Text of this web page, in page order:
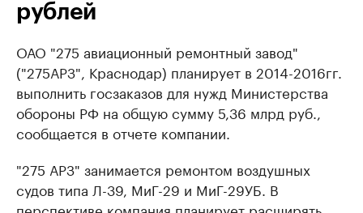
рублей
ОАО "275 авиационный ремонтный завод"
("275АРЗ", Краснодар) планирует в 2014-2016гг.
выполнить госзаказов для нужд Министерства
обороны РФ на общую сумму 5,36 млрд руб.,
сообщается в отчете компании.
"275 АРЗ" занимается ремонтом воздушных
судов типа Л-39, МиГ-29 и МиГ-29УБ. В